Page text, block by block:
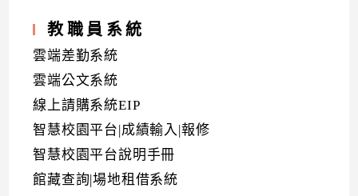
教職員系統
雲端差勤系統
雲端公文系統
線上請購系統EIP
智慧校園平台|成績輸入|報修
智慧校園平台說明手冊
館藏查詢|場地租借系統